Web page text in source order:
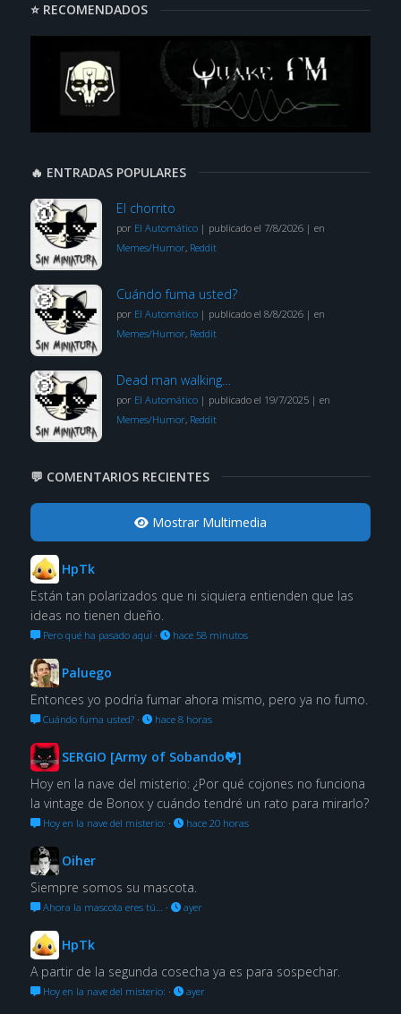
⭐ RECOMENDADOS
🔥 ENTRADAS POPULARES
El chorrito
por El Automático| publicado el 7/8/2026| en
Memes/Humor, Reddit
Cuándo fuma usted?
por El Automático| publicado el 8/8/2026| en
Memes/Humor, Reddit
Dead man walking…
por El Automático| publicado el 19/7/2025| en
Memes/Humor, Reddit
💬 COMENTARIOS RECIENTES
Mostrar Multimedia
HpTk
Están tan polarizados que ni siquiera entienden que las
ideas no tienen dueño.
Pero qué ha pasado aquí· hace 58 minutos
Paluego
Entonces yo podría fumar ahora mismo, pero ya no fumo.
Cuándo fuma usted?· hace 8 horas
SERGIO [Army of Sobando🐸]
Hoy en la nave del misterio: ¿Por qué cojones no funciona
la vintage de Bonox y cuándo tendré un rato para mirarlo?
Hoy en la nave del misterio: · hace 20 horas
Oiher
Siempre somos su mascota.
Ahora la mascota eres tú… · ayer
HpTk
A partir de la segunda cosecha ya es para sospechar.
Hoy en la nave del misterio: · ayer